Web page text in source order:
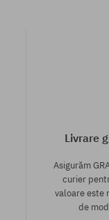
Livrare
Asigurăm
curier
valoare este
de